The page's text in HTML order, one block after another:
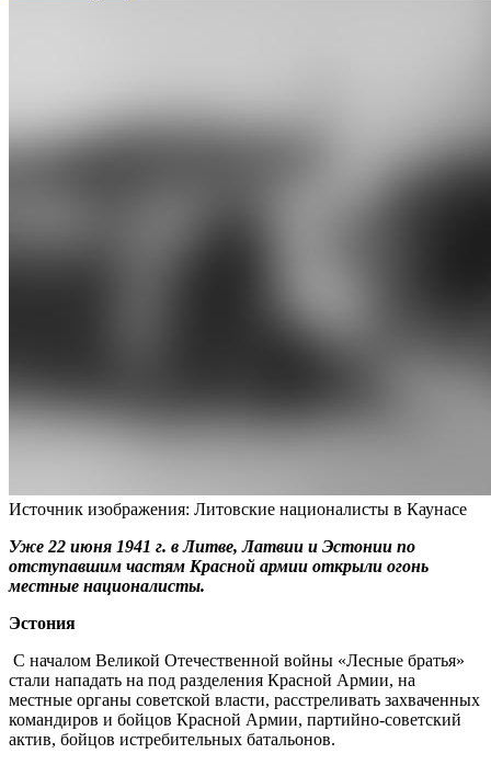
Источник изображения: Литовские националисты в Каунасе
Уже 22 июня 1941 г. в Литве, Латвии и Эстонии по
отступавшим частям Красной армии открыли огонь
местные националисты.
Эстония
С началом Великой Отечественной войны «Лесные братья»
стали нападать на под разделения Красной Армии, на
местные органы советской власти, расстреливать захваченных
командиров и бойцов Красной Армии, партийно-советский
актив, бойцов истребительных батальонов.